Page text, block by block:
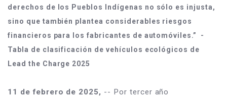
derechos de los Pueblos Indígenas no sólo es injusta,
sino que también plantea considerables riesgos
financieros para los fabricantes de automóviles.”  -
Tabla de clasificación de vehículos ecológicos de
Lead the Charge 2025
11 de febrero de 2025, -- Por tercer año